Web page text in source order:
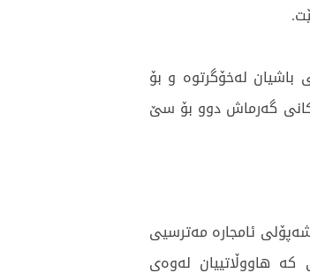
لەخۆگرتوە و بۆ
گەرماش دوو بۆ سێ
ئامجارە مەترسیی
هاووڵاتییان لەوەی